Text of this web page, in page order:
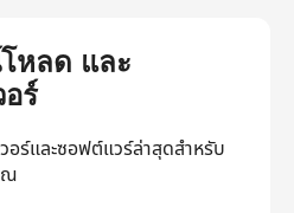
หลด และ
อร์
อร์และซอฟต์แวร์ล่าสุดสำหรับ
ณ